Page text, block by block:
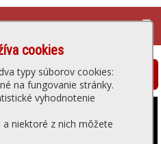
☰
cookies
typy súborov cookies:
na fungovanie stránky.
vyhodnotenie
a niektoré z nich môžete
prehrávanie videa